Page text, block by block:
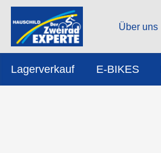
Über uns
Lagerverkauf E-BIKES